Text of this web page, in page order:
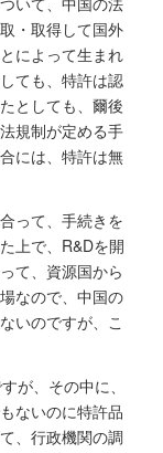
・取得して国外
によって生まれ
ても、特許は認
としても、爾後
規制が定める手
には、特許は無
って、手続きを
上で、R&Dを開
て、資源国から
なので、中国の
いのですが、こ
が、その中に、
ないのに特許品
、行政機関の調